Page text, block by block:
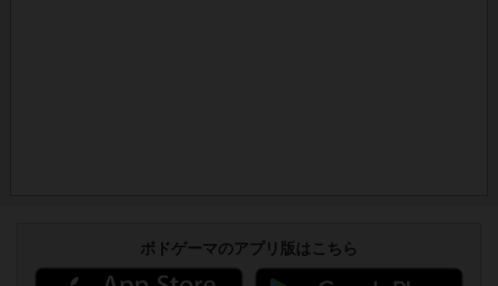
ボドゲーマのアプリ版はこちら